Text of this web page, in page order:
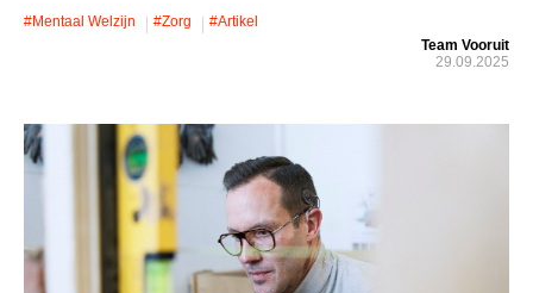
#mentaal Welzijn #zorg
#artikel
Team Vooruit
29.09.2025